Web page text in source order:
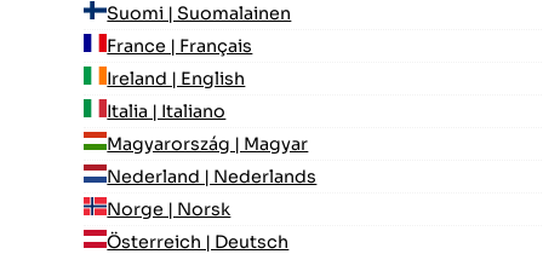
Suomi | Suomalainen
France | Français
Ireland | English
Italia | Italiano
Magyarország | Magyar
Nederland | Nederlands
Norge | Norsk
Österreich | Deutsch